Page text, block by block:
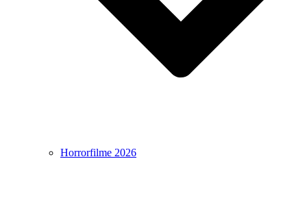
Horrorfilme 2026